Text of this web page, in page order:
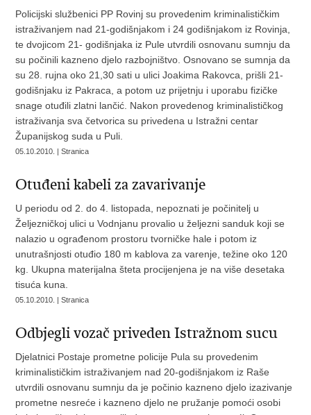
Policijski službenici PP Rovinj su provedenim kriminalističkim
istraživanjem nad 21-godišnjakom i 24 godišnjakom iz Rovinja,
te dvojicom 21- godišnjaka iz Pule utvrdili osnovanu sumnju da
su počinili kazneno djelo razbojništvo. Osnovano se sumnja da
su 28. rujna oko 21,30 sati u ulici Joakima Rakovca, prišli 21-
godišnjaku iz Pakraca, a potom uz prijetnju i uporabu fizičke
snage otuđili zlatni lančić. Nakon provedenog kriminalističkog
istraživanja sva četvorica su privedena u Istražni centar
Županijskog suda u Puli.
05.10.2010. | Stranica
Otuđeni kabeli za zavarivanje
U periodu od 2. do 4. listopada, nepoznati je počinitelj u
Željezničkoj ulici u Vodnjanu provalio u željezni sanduk koji se
nalazio u ograđenom prostoru tvorničke hale i potom iz
unutrašnjosti otuđio 180 m kablova za varenje, težine oko 120
kg. Ukupna materijalna šteta procijenjena je na više desetaka
tisuća kuna.
05.10.2010. | Stranica
Odbjegli vozač priveden Istražnom sucu
Djelatnici Postaje prometne policije Pula su provedenim
kriminalističkim istraživanjem nad 20-godišnjakom iz Raše
utvrdili osnovanu sumnju da je počinio kazneno djelo izazivanje
prometne nesreće i kazneno djelo ne pružanje pomoći osobi